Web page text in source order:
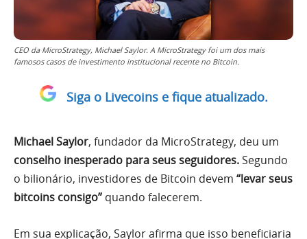
CEO da MicroStrategy, Michael Saylor. A MicroStrategy foi um dos mais
famosos casos de investimento institucional recente no Bitcoin.
Siga o Livecoins e fique atualizado.
Michael Saylor, fundador da MicroStrategy, deu um
conselho inesperado para seus seguidores.Segundo
o bilionário, investidores de Bitcoin devem “levar seus
bitcoins consigo” quando falecerem.
Em sua explicação, Saylor afirma que isso beneficiaria